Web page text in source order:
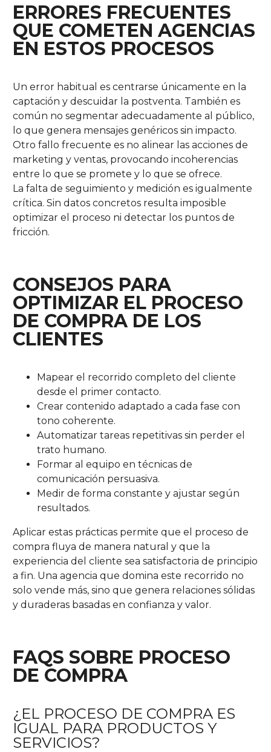
ERRORES FRECUENTES
QUE COMETEN AGENCIAS
EN ESTOS PROCESOS
Un error habitual es centrarse únicamente en la
captación y descuidar la postventa. También es
común no segmentar adecuadamente al público,
lo que genera mensajes genéricos sin impacto.
Otro fallo frecuente es no alinear las acciones de
marketing y ventas, provocando incoherencias
entre lo que se promete y lo que se ofrece.
La falta de seguimiento y medición es igualmente
crítica. Sin datos concretos resulta imposible
optimizar el proceso ni detectar los puntos de
fricción.
CONSEJOS PARA
OPTIMIZAR EL PROCESO
DE COMPRA DE LOS
CLIENTES
Mapear el recorrido completo del cliente
desde el primer contacto.
Crear contenido adaptado a cada fase con
tono coherente.
Automatizar tareas repetitivas sin perder el
trato humano.
Formar al equipo en técnicas de
comunicación persuasiva.
Medir de forma constante y ajustar según
resultados.
Aplicar estas prácticas permite que el proceso de
compra fluya de manera natural y que la
experiencia del cliente sea satisfactoria de principio
a fin. Una agencia que domina este recorrido no
solo vende más, sino que genera relaciones sólidas
y duraderas basadas en confianza y valor.
FAQS SOBRE PROCESO
DE COMPRA
¿EL PROCESO DE COMPRA ES
IGUAL PARA PRODUCTOS Y
SERVICIOS?